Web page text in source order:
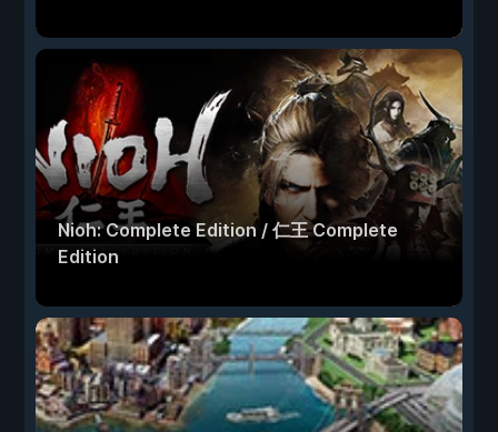
Nioh: Complete Edition / 仁王 Complete
Edition